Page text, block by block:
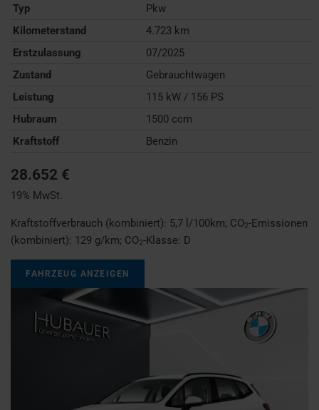
Typ
Pkw
Kilometerstand
4.723 km
Erstzulassung
07/2025
Zustand
Gebrauchtwagen
Leistung
115 kW / 156 PS
Hubraum
1500 ccm
Kraftstoff
Benzin
28.652 €
19% MwSt.
Kraftstoffverbrauch (kombiniert): 5,7 l/100km; CO2-Emissionen
(kombiniert): 129 g/km; CO2-Klasse: D
FAHRZEUG ANZEIGEN